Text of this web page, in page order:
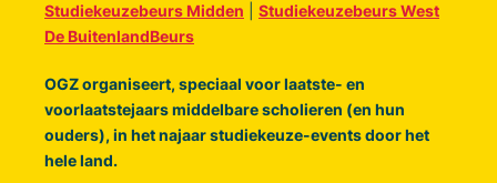
Studiekeuzebeurs Midden
Studiekeuzebeurs West
De BuitenlandBeurs
OGZ organiseert, speciaal voor laatste- en
voorlaatstejaars middelbare scholieren (en hun
ouders), in het najaar studiekeuze-events door het
hele land.